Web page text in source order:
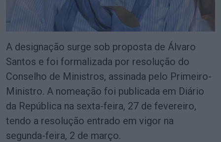
A designação surge sob proposta de Álvaro
Santos e foi formalizada por resolução do
Conselho de Ministros, assinada pelo Primeiro-
Ministro. A nomeação foi publicada em Diário
da República na sexta-feira, 27 de fevereiro,
tendo a resolução entrado em vigor na
segunda-feira, 2 de março.